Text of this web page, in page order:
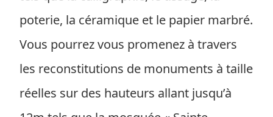
poterie, la céramique et le papier marbré.
Vous pourrez vous promenez à travers
les reconstitutions de monuments à taille
réelles sur des hauteurs allant jusqu’à